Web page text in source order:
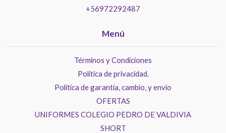
+56972292487
Menú
Términos y Condiciones
Politica de privacidad.
Política de garantía, cambio, y envío
OFERTAS
UNIFORMES COLEGIO PEDRO DE VALDIVIA
SHORT